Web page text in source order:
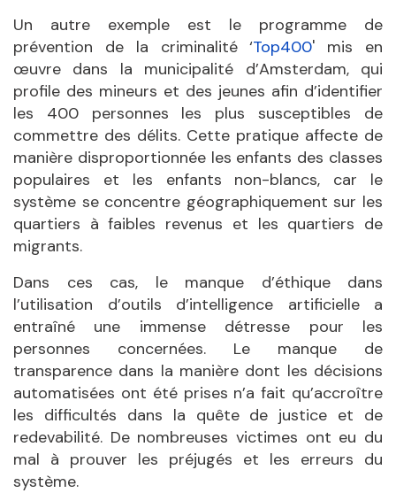
Un autre exemple est le programme de
prévention de la criminalité ‘Top400' mis en
œuvre dans la municipalité d’Amsterdam, qui
profile des mineurs et des jeunes afin d’identifier
les 400 personnes les plus susceptibles de
commettre des délits. Cette pratique affecte de
manière disproportionnée les enfants des classes
populaires et les enfants non-blancs, car le
système se concentre géographiquement sur les
quartiers à faibles revenus et les quartiers de
migrants.
Dans ces cas, le manque d’éthique dans
l’utilisation d’outils d’intelligence artificielle a
entraîné une immense détresse pour les
personnes concernées. Le manque de
transparence dans la manière dont les décisions
automatisées ont été prises n’a fait qu’accroître
les difficultés dans la quête de justice et de
redevabilité. De nombreuses victimes ont eu du
mal à prouver les préjugés et les erreurs du
système.